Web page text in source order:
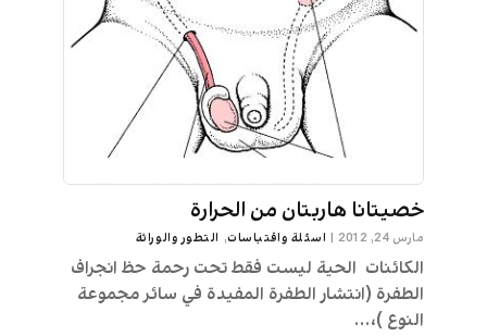
خصيتانا هاربتان من الحرارة
مارس 24, 2012 | اسئلة واقتباسات, التطور والوراثة
الكائنات الحية ليست فقط تحت رحمة حظ انجراف
الطفرة (انتشار الطفرة المفيدة في سائر مجموعة
النوع )،...